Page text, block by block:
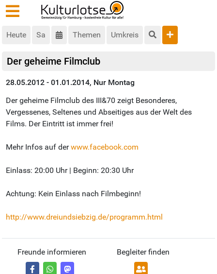
Heute Sa Themen Umkreis
Der geheime Filmclub
28.05.2012 - 01.01.2014, Nur Montag
Der geheime Filmclub des III&70 zeigt Besonderes,
Vergessenes, Seltenes und Abseitiges aus der Welt des
Films. Der Eintritt ist immer frei!
Mehr Infos auf derwww.facebook.com
Einlass: 20:00 Uhr | Beginn: 20:30 Uhr
Achtung: Kein Einlass nach Filmbeginn!
http://www.dreiundsiebzig.de/programm.html
Freunde informieren Begleiter finden